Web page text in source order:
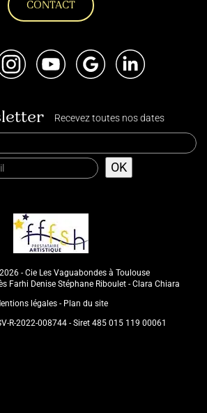
CONTACT
InstagramYoutube Google
Recevez toutes nos dates
- Cie Les Vaguabondes à Toulouse
Farhi Denise Stéphane Riboulet - Clara Chiara
légales
Plan du site
R-2022-008744 - Siret 485 015 119 00061